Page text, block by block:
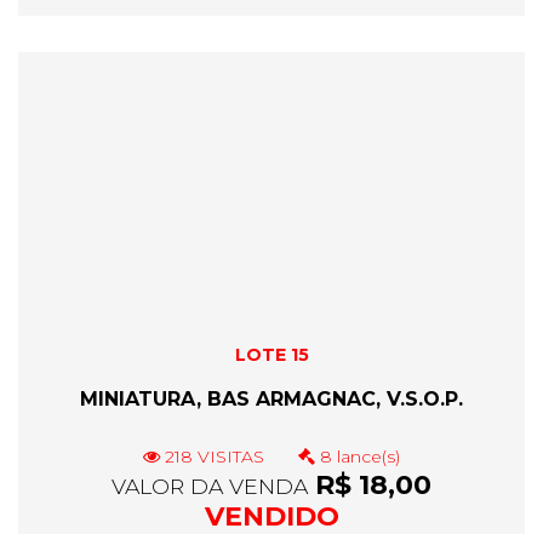
LOTE 15
MINIATURA, BAS ARMAGNAC, V.S.O.P.
218 VISITAS 8 lance(s)
VALOR DA VENDAR$ 18,00
VENDIDO